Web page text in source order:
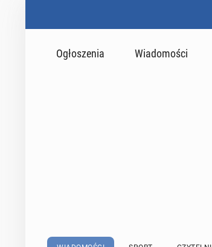
Ogłoszenia Wiadomości